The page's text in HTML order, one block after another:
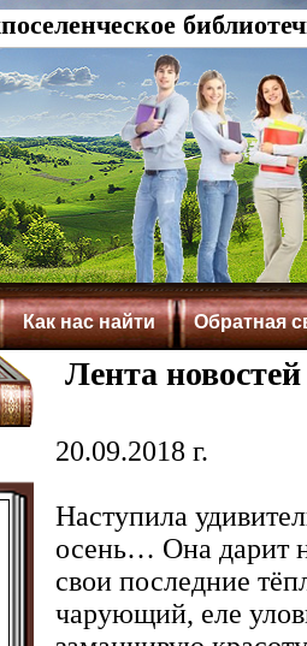
Как нас найти Обратная
Лента
20.09.2018 г.
Наступила
осень… Она дарит
свои последние
чарующий, еле